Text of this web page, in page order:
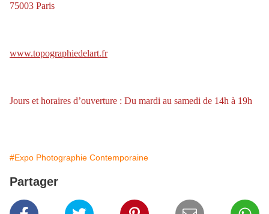
75003 Paris
www.topographiedelart.fr
Jours et horaires d’ouverture : Du mardi au samedi de 14h à 19h
#Expo Photographie Contemporaine
Partager